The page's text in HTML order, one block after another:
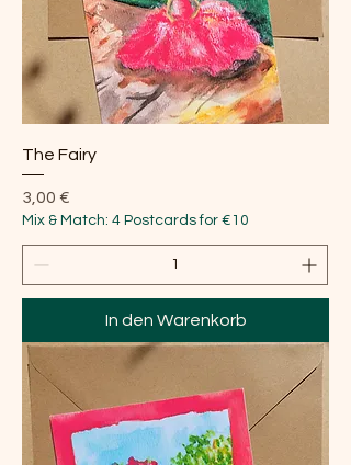
The Fairy
Preis
3,00 €
Mix & Match: 4 Postcards for €10
In den Warenkorb